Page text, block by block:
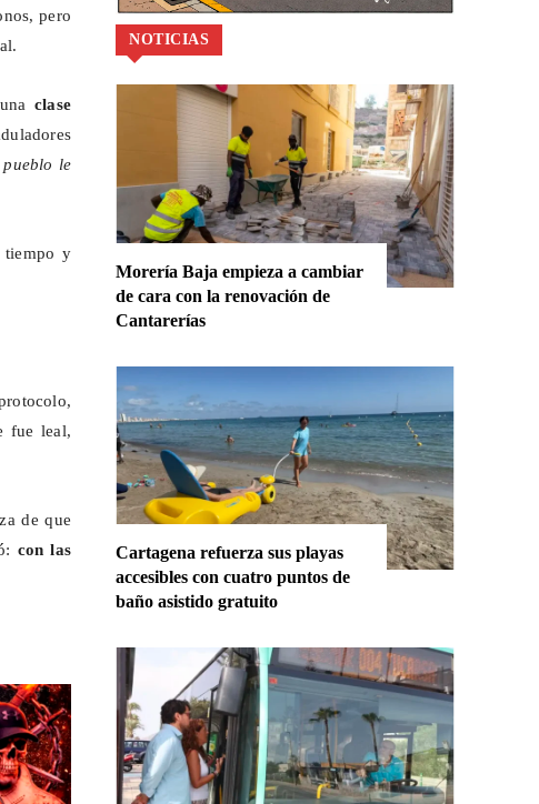
pero
unaclase
le
tiempo y
fue leal,
de que
con las
NOTICIAS
Morería Baja empieza a cambiar
de cara con la renovación de
Cantarerías
Cartagena refuerza sus playas
accesibles con cuatro puntos de
baño asistido gratuito